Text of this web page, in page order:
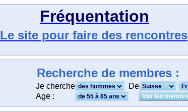
Fréquentation
Le site pour faire des rencontres
Recherche de membres :
Je cherche
De
Age :